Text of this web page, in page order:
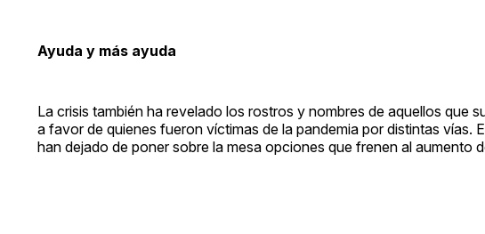
Ayuda y más ayuda
La crisis también ha revelado los rostros y nombres de aquellos que
a favor de quienes fueron víctimas de la pandemia por distintas
han dejado de poner sobre la mesa opciones que frenen al aumento